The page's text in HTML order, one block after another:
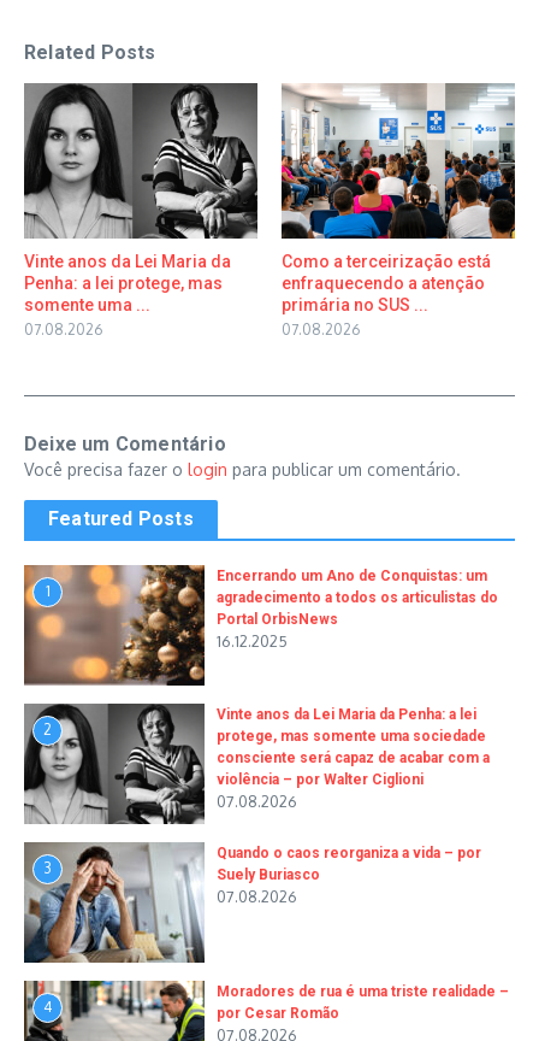
Related Posts
Vinte anos da Lei Maria da
Penha: a lei protege, mas
somente uma ...
07.08.2026
Como a terceirização está
enfraquecendo a atenção
primária no SUS ...
07.08.2026
Deixe um Comentário
Você precisa fazer o login para publicar um comentário.
Featured Posts
1
Encerrando um Ano de Conquistas: um
agradecimento a todos os articulistas do
Portal OrbisNews
16.12.2025
2
Vinte anos da Lei Maria da Penha: a lei
protege, mas somente uma sociedade
consciente será capaz de acabar com a
violência – por Walter Ciglioni
07.08.2026
3
Quando o caos reorganiza a vida – por
Suely Buriasco
07.08.2026
4
Moradores de rua é uma triste realidade –
por Cesar Romão
07.08.2026